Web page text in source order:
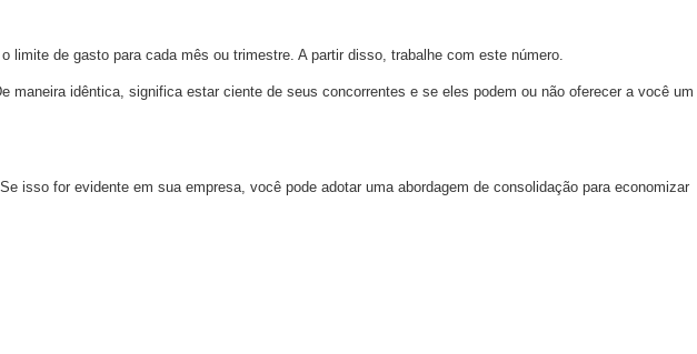
de gasto para cada mês ou trimestre. A partir disso, trabalhe com este número.
idêntica, significa estar ciente de seus concorrentes e se eles podem ou não oferecer a você um
for evidente em sua empresa, você pode adotar uma abordagem de consolidação para economizar